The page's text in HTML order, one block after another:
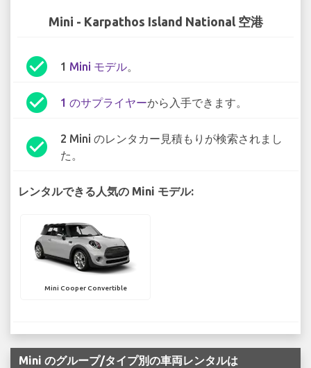
Mini - Karpathos Island National 空港
check_circle 1 Mini モデル。
check_circle 1 のサプライヤーから入手できます。
check_circle
2 Mini のレンタカー見積もりが検索されまし
た。
レンタルできる人気の Mini モデル:
Mini Cooper Convertible
Mini のグループ/タイプ別の車両レンタルは